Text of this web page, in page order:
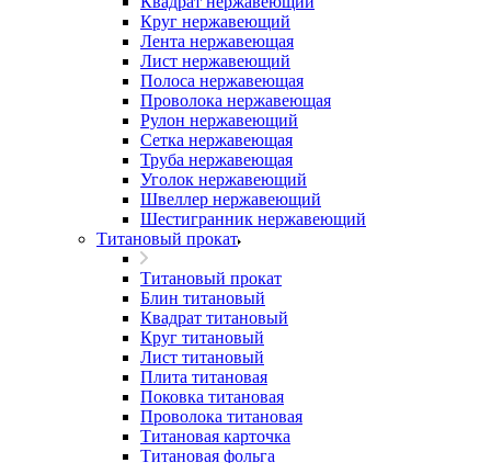
Круг нержавеющий
Лента нержавеющая
Лист нержавеющий
Полоса нержавеющая
Проволока нержавеющая
Рулон нержавеющий
Сетка нержавеющая
Труба нержавеющая
Уголок нержавеющий
Швеллер нержавеющий
Шестигранник нержавеющий
Титановый прокат
Титановый прокат
Блин титановый
Квадрат титановый
Круг титановый
Лист титановый
Плита титановая
Поковка титановая
Проволока титановая
Титановая карточка
Титановая фольга